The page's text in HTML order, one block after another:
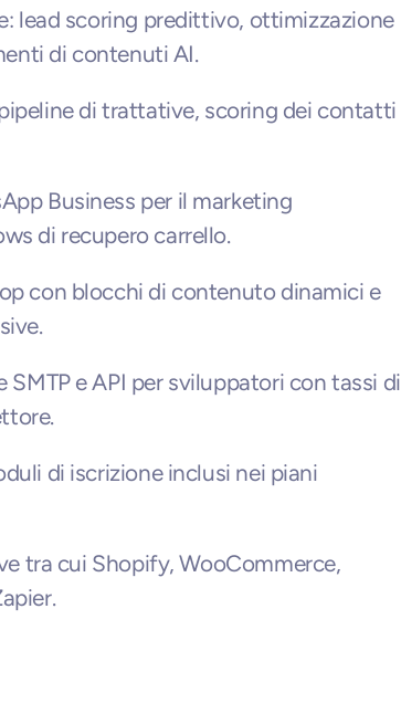
lead scoring predittivo, ottimizzazione
di contenuti AI.
di trattative, scoring dei contatti
Business per il marketing
di recupero carrello.
con blocchi di contenuto dinamici e
e API per sviluppatori con tassi di
di iscrizione inclusi nei piani
tra cui Shopify, WooCommerce,